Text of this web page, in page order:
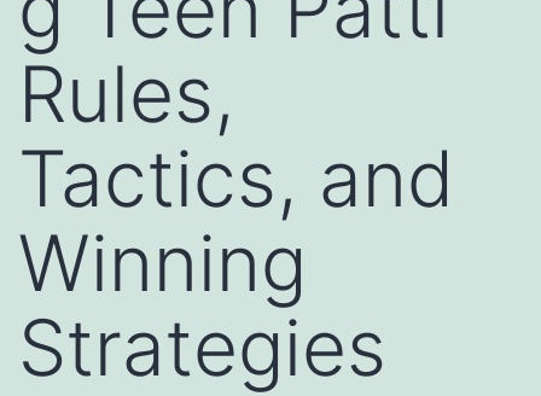
Rules,
Tactics, and
Winning
Strategies